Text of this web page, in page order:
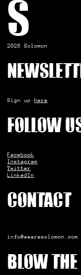
S
2026 Solomon
Sign up here
Follow
Facebook
Instagram
Twitter
LinkedIn
Contact
info@wearesolomon.com
Blow